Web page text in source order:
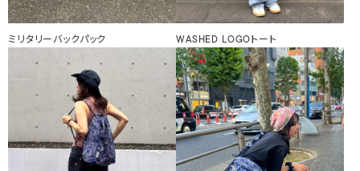
ミリタリーバックパック WASHED LOGOトート